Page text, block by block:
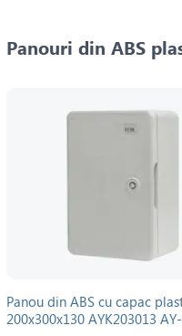
Panouri din ABS
Panou din ABS cu capac
200x300x130 AYK203013